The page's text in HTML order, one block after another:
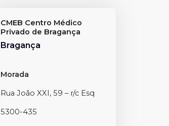
CMEB Centro Médico
Privado de Bragança
Bragança
Morada
Rua João XXI, 59 – r/c Esq
5300-435